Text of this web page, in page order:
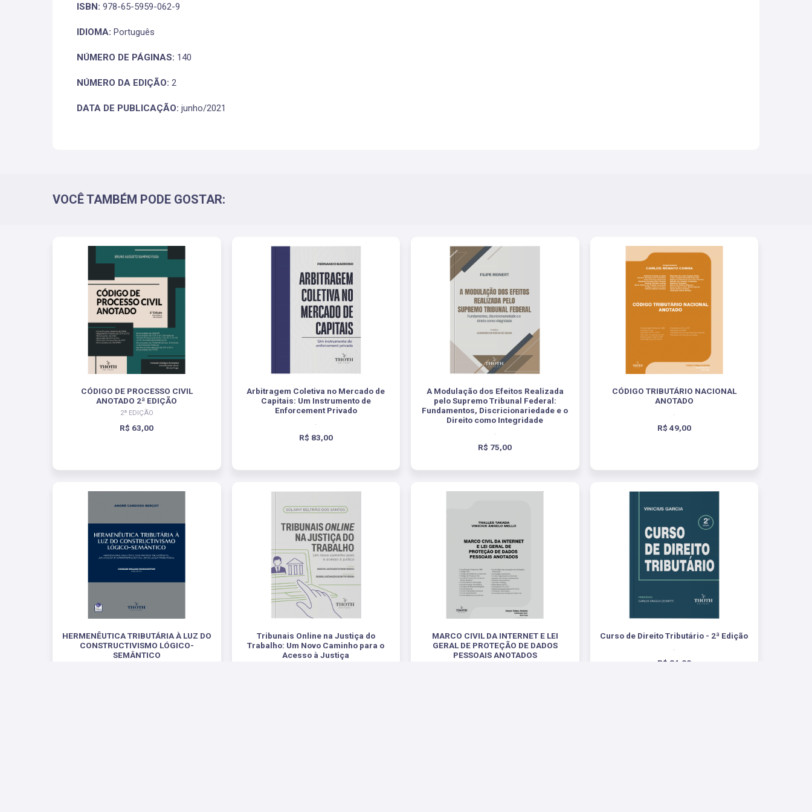
ISBN: 978-65-5959-062-9
IDIOMA: Português
NÚMERO DE PÁGINAS: 140
NÚMERO DA EDIÇÃO: 2
DATA DE PUBLICAÇÃO: junho/2021
VOCÊ TAMBÉM PODE GOSTAR:
CÓDIGO DE PROCESSO CIVIL
ANOTADO 2ª EDIÇÃO
2ª EDIÇÃO
R$ 63,00
Arbitragem Coletiva no Mercado de
Capitais: Um Instrumento de
Enforcement Privado
R$ 83,00
A Modulação dos Efeitos Realizada
pelo Supremo Tribunal Federal:
Fundamentos, Discricionariedade e o
Direito como Integridade
R$ 75,00
CÓDIGO TRIBUTÁRIO NACIONAL
ANOTADO
R$ 49,00
HERMENÊUTICA TRIBUTÁRIA À LUZ DO
CONSTRUCTIVISMO LÓGICO-
SEMÂNTICO
Tribunais Online na Justiça do
Trabalho: Um Novo Caminho para o
Acesso à Justiça
MARCO CIVIL DA INTERNET E LEI
GERAL DE PROTEÇÃO DE DADOS
PESSOAIS ANOTADOS
Curso de Direito Tributário - 2ª Edição
.
R$ 84,00